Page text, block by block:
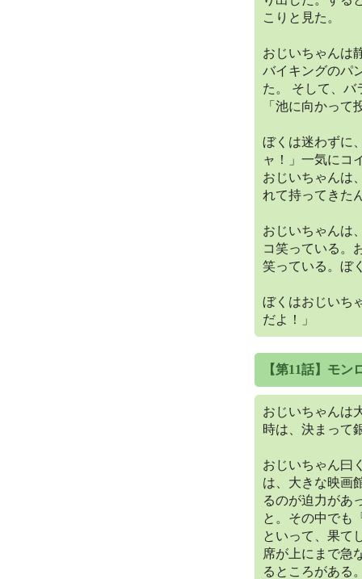
こりと見た。
おじいちゃんは
バイキングのパ
た。 そして、バ
「池に向かっ
ぼくは迷わずに
ャ！」一気にコ
おじいちゃんは
れて持ってきた
おじいちゃんは
コ笑っている。
笑っている。ぼ
ぼくはおじいち
だよ！」
【第11話】モン
おじいちゃんは
時は、決まって
おじいちゃん曰
は、大きな映画
るのが迫力があ
と。その中でも
といって、果て
席が上にまで急
るところがある